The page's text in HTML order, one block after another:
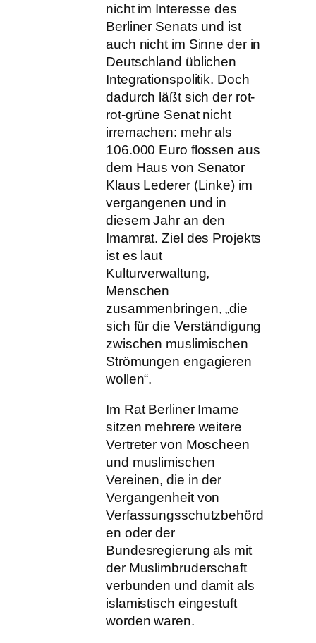
nicht im Interesse des
Berliner Senats und ist
auch nicht im Sinne der in
Deutschland üblichen
Integrationspolitik. Doch
dadurch läßt sich der rot-
rot-grüne Senat nicht
irremachen: mehr als
106.000 Euro flossen aus
dem Haus von Senator
Klaus Lederer (Linke) im
vergangenen und in
diesem Jahr an den
Imamrat. Ziel des Projekts
ist es laut
Kulturverwaltung,
Menschen
zusammenbringen, „die
sich für die Verständigung
zwischen muslimischen
Strömungen engagieren
wollen“.
Im Rat Berliner Imame
sitzen mehrere weitere
Vertreter von Moscheen
und muslimischen
Vereinen, die in der
Vergangenheit von
Verfassungsschutzbehörd
en oder der
Bundesregierung als mit
der Muslimbruderschaft
verbunden und damit als
islamistisch eingestuft
worden waren.